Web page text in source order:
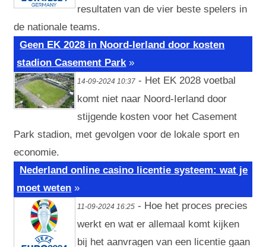
resultaten van de vier beste spelers in
de nationale teams.
Geen EK 2028 in Noord-Ierland door kosten
stadion Casement Park»
14-09-2024 10:37 - Het EK 2028 voetbal
komt niet naar Noord-Ierland door
stijgende kosten voor het Casement
Park stadion, met gevolgen voor de lokale sport en
economie.
Nederland online casino licentie systeem: wat je
moet weten »
11-09-2024 16:25 - Hoe het proces precies
werkt en wat er allemaal komt kijken
bij het aanvragen van een licentie gaan